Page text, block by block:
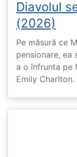
Diavolul
(2026)
Pe măsură ce
pensionare, ea
a o înfrunta pe
Emily Charlton.